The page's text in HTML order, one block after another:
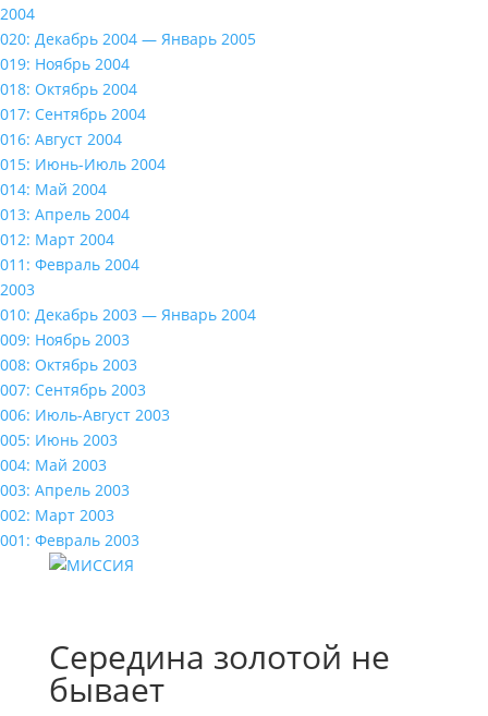
2004
020: Декабрь 2004 — Январь 2005
019: Ноябрь 2004
018: Октябрь 2004
017: Сентябрь 2004
016: Август 2004
015: Июнь-Июль 2004
014: Май 2004
013: Апрель 2004
012: Март 2004
011: Февраль 2004
2003
010: Декабрь 2003 — Январь 2004
009: Ноябрь 2003
008: Октябрь 2003
007: Сентябрь 2003
006: Июль-Август 2003
005: Июнь 2003
004: Май 2003
003: Апрель 2003
002: Март 2003
001: Февраль 2003
Середина золотой не
бывает